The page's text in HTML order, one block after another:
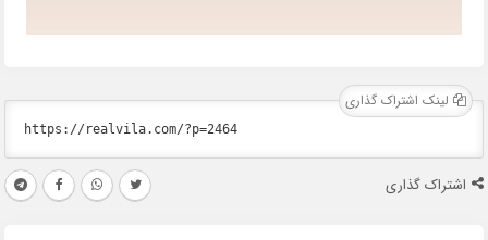
لینک اشتراک گذاری
اشتراک گذاری